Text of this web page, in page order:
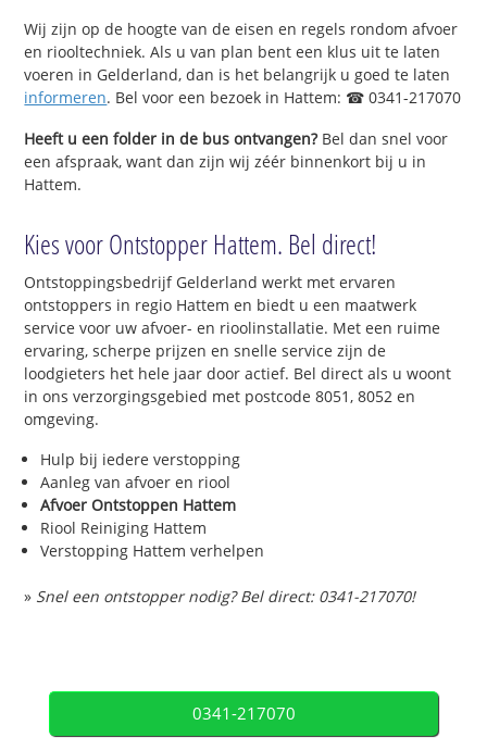
Wij zijn op de hoogte van de eisen en regels rondom afvoer
en riooltechniek. Als u van plan bent een klus uit te laten
voeren in Gelderland, dan is het belangrijk u goed te laten
informeren. Bel voor een bezoek in Hattem: ☎ 0341-217070
Heeft u een folder in de bus ontvangen?Bel dan snel voor
een afspraak, want dan zijn wij zéér binnenkort bij u in
Hattem.
Kies voor Ontstopper Hattem. Bel direct!
Ontstoppingsbedrijf Gelderland werkt met ervaren
ontstoppers in regio Hattem en biedt u een maatwerk
service voor uw afvoer- en rioolinstallatie. Met een ruime
ervaring, scherpe prijzen en snelle service zijn de
loodgieters het hele jaar door actief. Bel direct als u woont
in ons verzorgingsgebied met postcode 8051, 8052 en
omgeving.
Hulp bij iedere verstopping
Aanleg van afvoer en riool
Afvoer Ontstoppen Hattem
Riool Reiniging Hattem
Verstopping Hattem verhelpen
» Snel een ontstopper nodig? Bel direct: 0341-217070!
0341-217070